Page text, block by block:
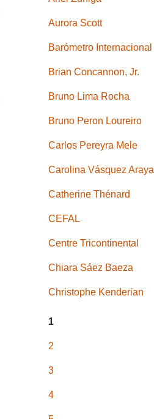
Aurora Scott
Barómetro Internacional
Brian Concannon, Jr.
Bruno Lima Rocha
Bruno Peron Loureiro
Carlos Pereyra Mele
Carolina Vásquez Araya
Catherine Thénard
CEFAL
Centre Tricontinental
Chiara Sáez Baeza
Christophe Kenderian
1
2
3
4